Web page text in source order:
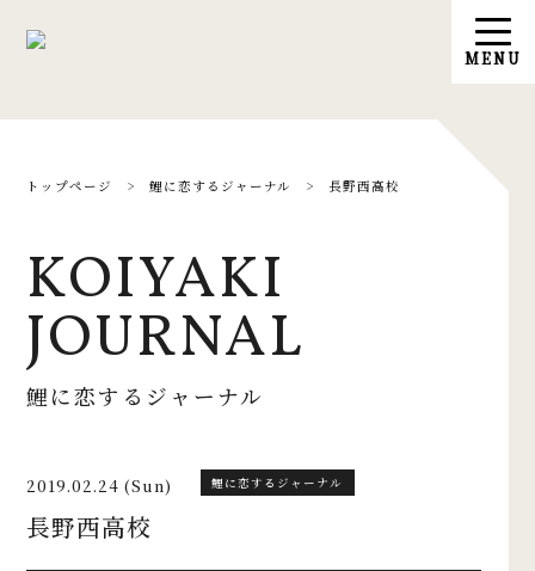
トップページ >鯉に恋するジャーナル > 長野西高校
KOIYAKI
JOURNAL
鯉に恋するジャーナル
2019.02.24 (Sun) 鯉に恋するジャーナル
長野西高校